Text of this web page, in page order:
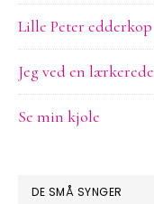
Lille Peter edderkop
Jeg ved en lærkerede
Se min kjole
DE SMÅ SYNGER